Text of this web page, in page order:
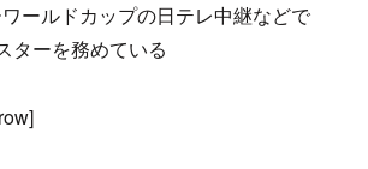
ールドカップの日テレ中継などで
ターを務めている